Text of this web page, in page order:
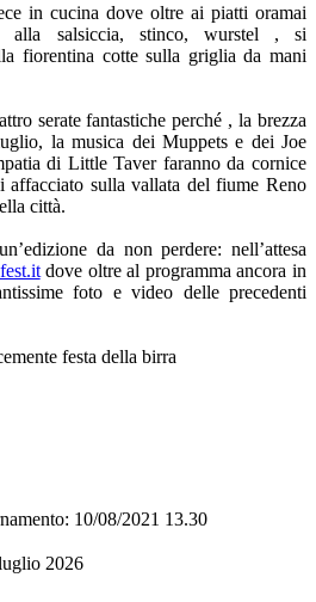
in cucina dove oltre ai piatti oramai
alla salsiccia, stinco, wurstel , si
fiorentina cotte sulla griglia da mani
serate fantastiche perché , la brezza
la musica dei Muppets e dei Joe
di Little Taver faranno da cornice
affacciato sulla vallata del fiume Reno
città.
da non perdere: nell’attesa
dove oltre al programma ancora in
foto e video delle precedenti
festa della birra
10/08/2021 13.30
2026